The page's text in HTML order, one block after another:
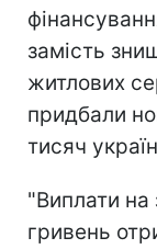
замість
житлових
придбали
тисяч
"Виплати
гривень